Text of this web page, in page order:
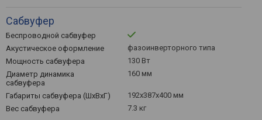
Сабвуфер
Беспроводной сабвуфер
Акустическое оформление
фазоинверторного типа
Мощность сабвуфера
130 Вт
Диаметр динамика
сабвуфера
160 мм
Габариты сабвуфера (ШхВхГ)
192x387x400 мм
Вес сабвуфера
7.3 кг